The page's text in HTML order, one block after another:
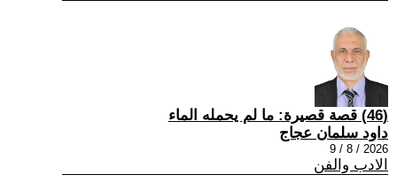
(46) قصة قصيرة: ما لم يحمله الماء
داود سلمان عجاج
2026 / 8 / 9
الادب والفن